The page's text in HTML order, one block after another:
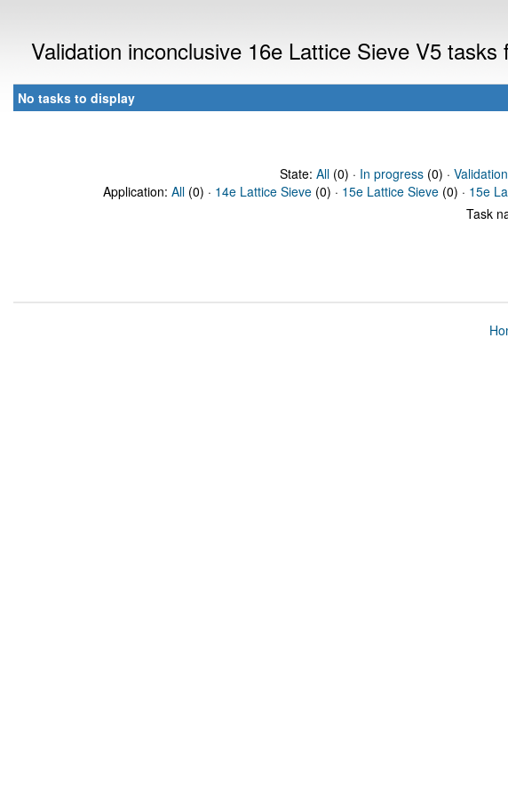
Validation inconclusive 16e Lattice Sieve V5
No tasks to display
State: All(0) · In progress(0) ·
Application: All (0) · 14e Lattice Sieve (0) · 15e Lattice Sieve (0) · 15e
Task